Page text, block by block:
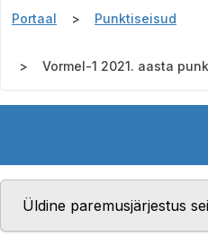
Portaal Punktiseisud
Vormel-1 2021. aasta
Üldine paremusjärjestus